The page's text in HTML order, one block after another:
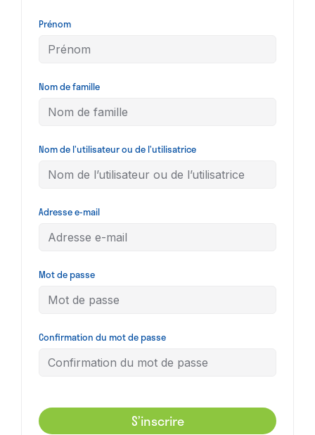
Prénom
Nom de famille
Nom de l’utilisateur ou de l’utilisatrice
Adresse e-mail
Mot de passe
Confirmation du mot de passe
S’inscrire